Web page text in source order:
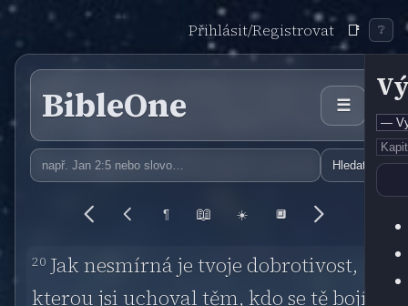
Přihlásit/Registrovat 📑 ❔
BibleOne ☰
Hledat
¶ 📖 ☀️ 🔲
20 Jak nesmírná je tvoje dobrotivost,
kterou jsi uchoval těm, kdo se tě bojí,